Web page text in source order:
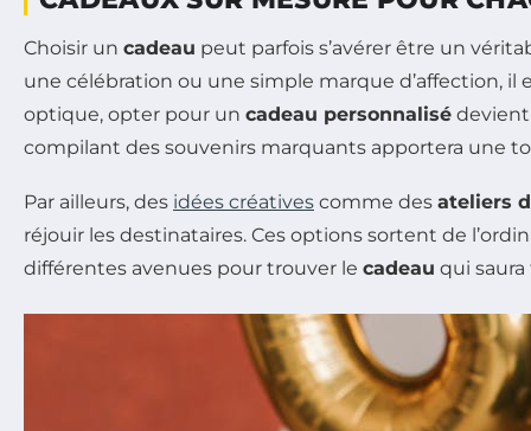
Choisir un cadeau peut parfois s’avérer être un
une célébration ou une simple marque d’affection,
optique, opter pour un cadeau personnalisé devient
compilant des souvenirs marquants apportera une
Par ailleurs, des idées créatives comme des ateliers
réjouir les destinataires. Ces options sortent de
différentes avenues pour trouver le cadeau qui